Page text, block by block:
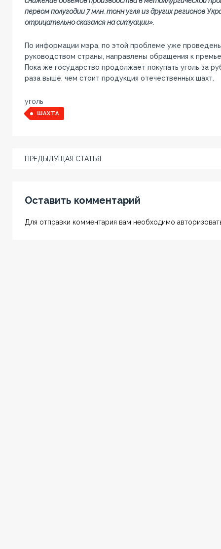
первом полугодии 7 млн. тонн угля из других регионов
отрицательно сказался на ситуации».
По информации мэра, по этой проблеме уже
руководством страны, направлены обращения к
Пока же государство продолжает покупать уголь за
раза выше, чем стоит продукция отечественных шахт.
уголь
ШАХТА
ПРЕДЫДУЩАЯ СТАТЬЯ
Оставить комментарий
Для отправки комментария вам необходимо